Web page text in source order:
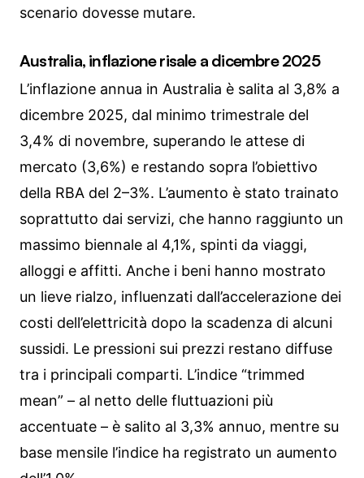
scenario dovesse mutare.
Australia, inflazione risale a dicembre 2025
L’inflazione annua in Australia è salita al 3,8% a
dicembre 2025, dal minimo trimestrale del
3,4% di novembre, superando le attese di
mercato (3,6%) e restando sopra l’obiettivo
della RBA del 2–3%. L’aumento è stato trainato
soprattutto dai servizi, che hanno raggiunto un
massimo biennale al 4,1%, spinti da viaggi,
alloggi e affitti. Anche i beni hanno mostrato
un lieve rialzo, influenzati dall’accelerazione dei
costi dell’elettricità dopo la scadenza di alcuni
sussidi. Le pressioni sui prezzi restano diffuse
tra i principali comparti. L’indice “trimmed
mean” – al netto delle fluttuazioni più
accentuate – è salito al 3,3% annuo, mentre su
base mensile l’indice ha registrato un aumento